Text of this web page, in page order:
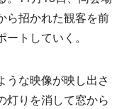
ら招かれた観客を前
トしていく。
な映像が映し出さ
灯りを消して窓から